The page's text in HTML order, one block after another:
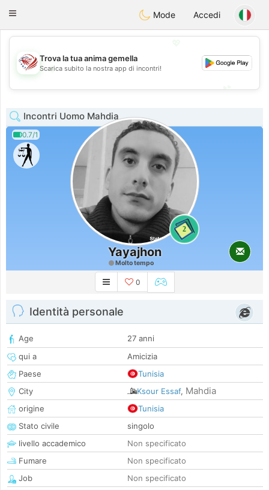
StatesDating
Toggle
Mode Accedi
💖
Trova la tua anima gemella
Scarica subito la nostra app di incontri!
Incontri Uomo Mahdia
0.7/1
2
Yayajhon
Molto tempo
0
Identità personale
Age
27 anni
qui a
Amicizia
Paese
Tunisia
City
Ksour Essaf, Mahdia
origine
Tunisia
Stato civile
singolo
livello accademico
Non specificato
Fumare
Non specificato
Job
Non specificato